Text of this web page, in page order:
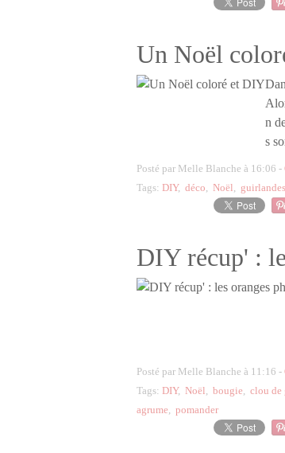
Un Noël
n
s
Posté par Melle Blanche à 16:06 -
Tags: DIY, déco, Noël, guirlandes
DIY récup' :
Posté par Melle Blanche à 11:16 -
Tags: DIY, Noël, bougie, clou de
agrume, pomander